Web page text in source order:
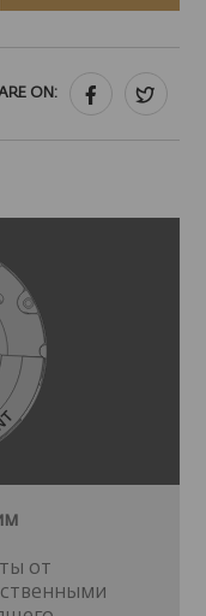
ON:
от